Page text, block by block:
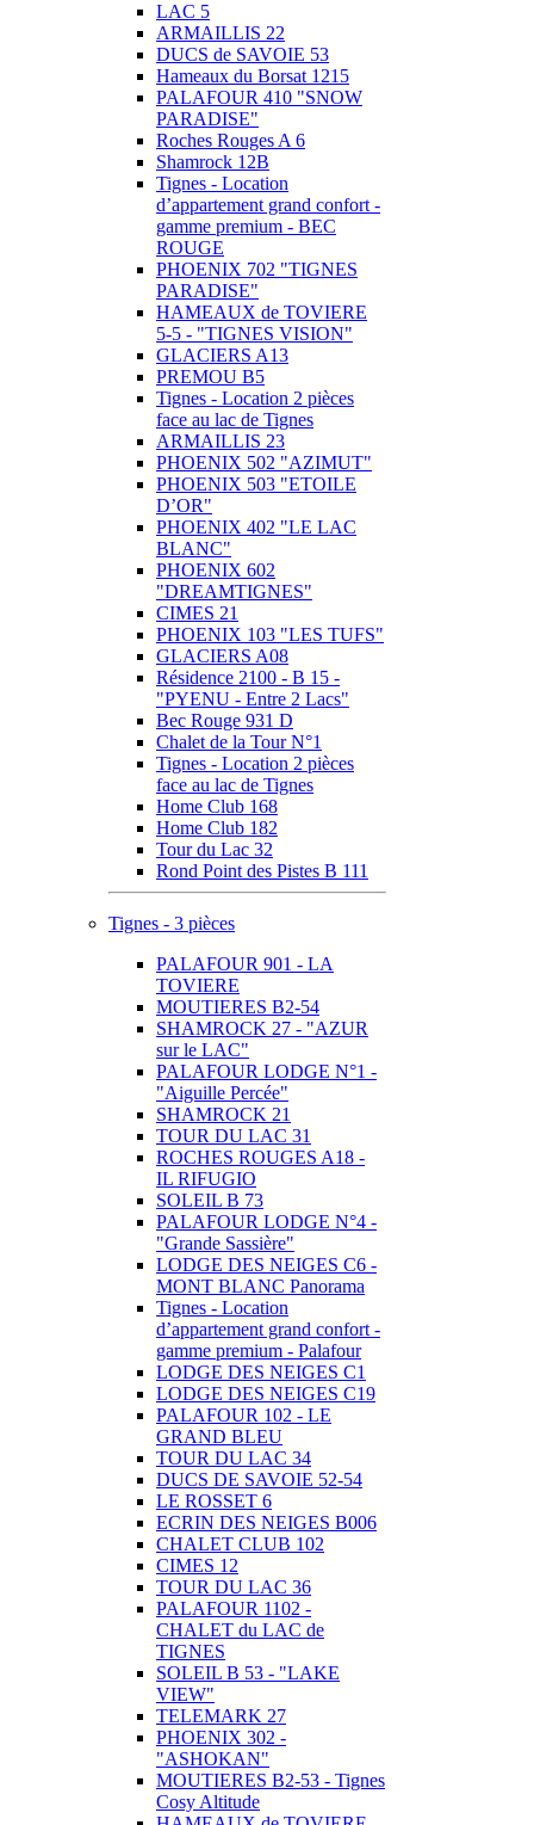
LAC 5
ARMAILLIS 22
DUCS de SAVOIE 53
Hameaux du Borsat 1215
PALAFOUR 410 "SNOW
PARADISE"
Roches Rouges A 6
Shamrock 12B
Tignes - Location
d’appartement grand confort -
gamme premium - BEC
ROUGE
PHOENIX 702 "TIGNES
PARADISE"
HAMEAUX de TOVIERE
5-5 - "TIGNES VISION"
GLACIERS A13
PREMOU B5
Tignes - Location 2 pièces
face au lac de Tignes
ARMAILLIS 23
PHOENIX 502 "AZIMUT"
PHOENIX 503 "ETOILE
D’OR"
PHOENIX 402 "LE LAC
BLANC"
PHOENIX 602
"DREAMTIGNES"
CIMES 21
PHOENIX 103 "LES TUFS"
GLACIERS A08
Résidence 2100 - B 15 -
"PYENU - Entre 2 Lacs"
Bec Rouge 931 D
Chalet de la Tour N°1
Tignes - Location 2 pièces
face au lac de Tignes
Home Club 168
Home Club 182
Tour du Lac 32
Rond Point des Pistes B 111
Tignes - 3 pièces
PALAFOUR 901 - LA
TOVIERE
MOUTIERES B2-54
SHAMROCK 27 - "AZUR
sur le LAC"
PALAFOUR LODGE N°1 -
"Aiguille Percée"
SHAMROCK 21
TOUR DU LAC 31
ROCHES ROUGES A18 -
IL RIFUGIO
SOLEIL B 73
PALAFOUR LODGE N°4 -
"Grande Sassière"
LODGE DES NEIGES C6 -
MONT BLANC Panorama
Tignes - Location
d’appartement grand confort -
gamme premium - Palafour
LODGE DES NEIGES C1
LODGE DES NEIGES C19
PALAFOUR 102 - LE
GRAND BLEU
TOUR DU LAC 34
DUCS DE SAVOIE 52-54
LE ROSSET 6
ECRIN DES NEIGES B006
CHALET CLUB 102
CIMES 12
TOUR DU LAC 36
PALAFOUR 1102 -
CHALET du LAC de
TIGNES
SOLEIL B 53 - "LAKE
VIEW"
TELEMARK 27
PHOENIX 302 -
"ASHOKAN"
MOUTIERES B2-53 - Tignes
Cosy Altitude